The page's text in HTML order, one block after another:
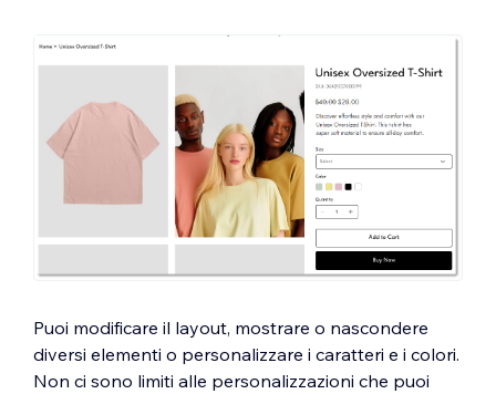
Puoi modificare il layout, mostrare o nascondere
diversi elementi o personalizzare i caratteri e i colori.
Non ci sono limiti alle personalizzazioni che puoi